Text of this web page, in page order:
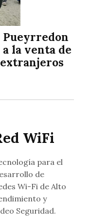
Pueyrredon
la venta de
WiFi
para el
de
Wi-Fi de Alto
y
Seguridad.